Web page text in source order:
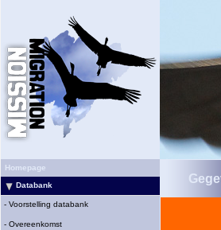
Homepage
Databank
- Voorstelling databank
- Overeenkomst